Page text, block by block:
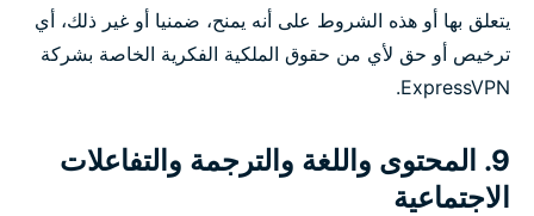
يتعلق بها أو هذه الشروط على أنه يمنح، ضمنيا أو غير ذلك، أي
ترخيص أو حق لأي من حقوق الملكية الفكرية الخاصة بشركة
ExpressVPN.
9. المحتوى واللغة والترجمة والتفاعلات
الاجتماعية